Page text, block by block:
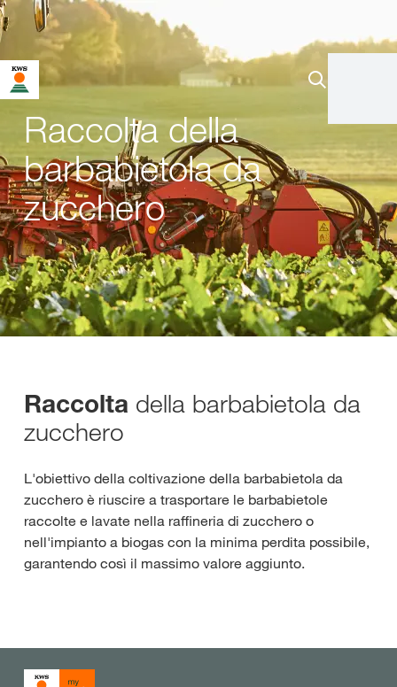
Raccolta della
barbabietola da
zucchero
Raccolta della barbabietola da
zucchero
L'obiettivo della coltivazione della barbabietola da
zucchero è riuscire a trasportare le barbabietole
raccolte e lavate nella raffineria di zucchero o
nell'impianto a biogas con la minima perdita possibile,
garantendo così il massimo valore aggiunto.